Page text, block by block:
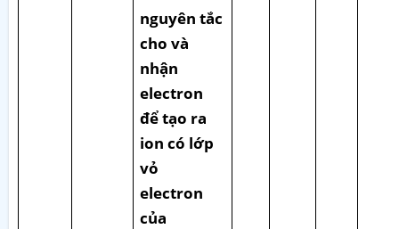
nguyên tắc
cho và
nhận
electron
để tạo ra
ion có lớp
vỏ
electron
của